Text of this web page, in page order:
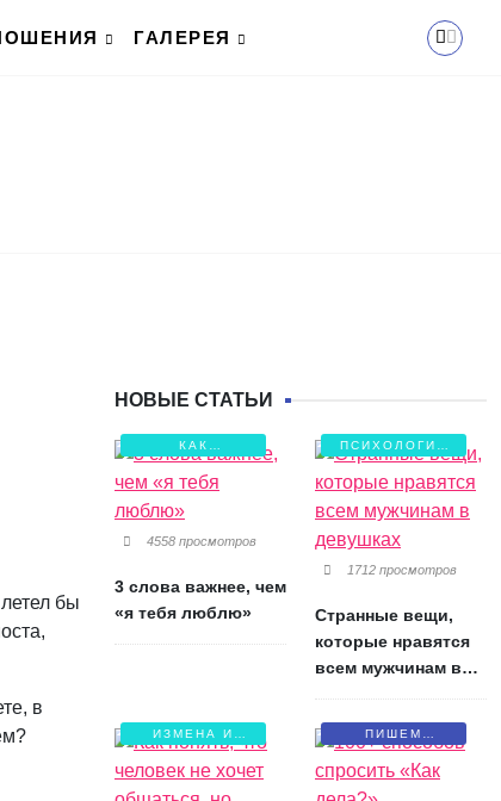
ГАЛЕРЕЯ
бы
в
НОВЫЕ СТАТЬИ
КАК
СОХРАНИТЬ
ЛЮБОВЬ?
4558 просмотров
3 слова важнее, чем
«я тебя люблю»
ПСИХОЛОГИЯ
ЛЮБВИ
1712 просмотров
Странные вещи,
которые нравятся
всем мужчинам в
ИЗМЕНА И
БОЛЬ
ПИШЕМ
ПИСЬМА